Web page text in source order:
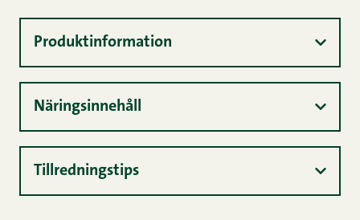
Produktinformation
Näringsinnehåll
Tillredningstips